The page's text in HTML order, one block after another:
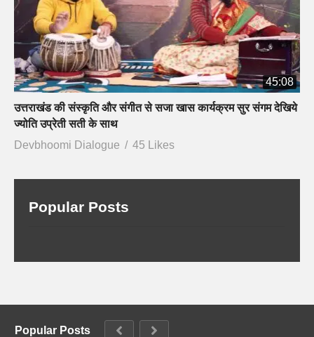
45:08
उत्तराखंड की संस्कृति और संगीत से सजा खास कार्यक्रम सुर संगम देखिये
ज्योति उप्रेती सती के साथ
Devbhoomi Dialogue
45 Likes
Popular Posts
Popular Posts